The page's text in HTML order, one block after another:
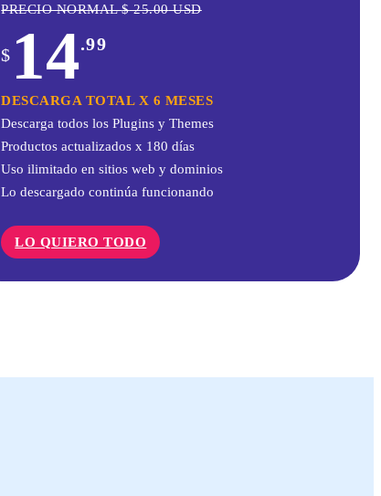
PRECIO NORMAL$25.00USD
$ 14.99
DESCARGA TOTAL X 6 MESES
Descarga todos los Plugins y Themes
Productos actualizados x 180 días
Uso ilimitado en sitios web y dominios
Lo descargado continúa funcionando
LO QUIERO TODO